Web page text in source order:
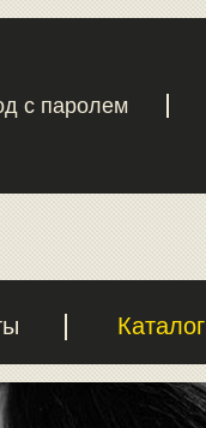
с паролем
Каталог